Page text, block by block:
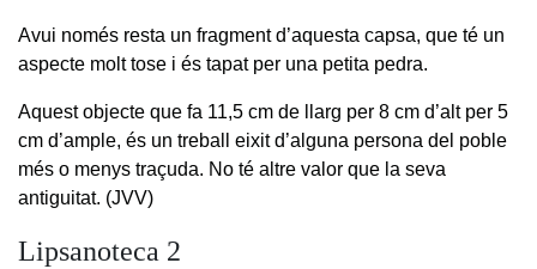
Avui només resta un fragment d’aquesta capsa, que té un
aspecte molt tose i és tapat per una petita pedra.
Aquest objecte que fa 11,5 cm de llarg per 8 cm d’alt per 5
cm d’ample, és un treball eixit d’alguna persona del poble
més o menys traçuda. No té altre valor que la seva
antiguitat. (JVV)
Lipsanoteca 2